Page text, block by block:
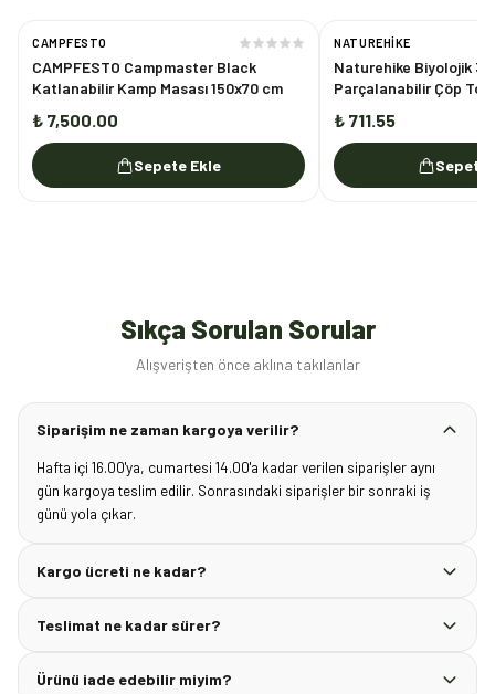
CAMPFESTO
CAMPFESTO Campmaster Black
Katlanabilir Kamp Masası 150x70 cm
₺ 7,500.00
Sepete Ekle
NATUREHIKE
Naturehike Biyolojik 3
Parçalanabilir Çöp
₺ 711.55
Sepete
Sıkça Sorulan Sorular
Alışverişten önce aklına takılanlar
Siparişim ne zaman kargoya verilir?
Hafta içi 16.00'ya, cumartesi 14.00'a kadar verilen siparişler aynı
gün kargoya teslim edilir. Sonrasındaki siparişler bir sonraki iş
günü yola çıkar.
Kargo ücreti ne kadar?
Teslimat ne kadar sürer?
Ürünü iade edebilir miyim?